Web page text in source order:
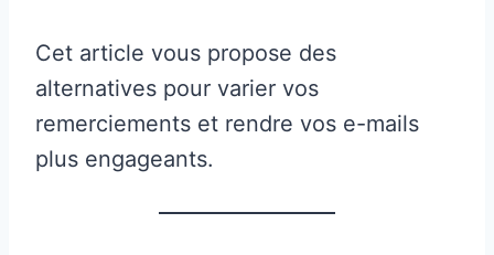
Cet article vous propose des
alternatives pour varier vos
remerciements et rendre vos e-mails
plus engageants.